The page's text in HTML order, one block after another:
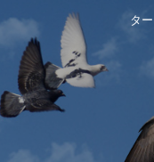
タ